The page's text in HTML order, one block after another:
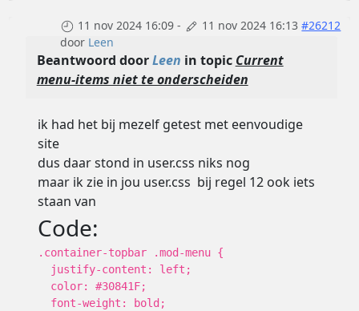
11 nov 2024 16:09 - 11 nov 2024 16:13 #26212
door Leen
Beantwoord doorLeen in topic Current
menu-items niet te onderscheiden
ik had het bij mezelf getest met eenvoudige
site
dus daar stond in user.css niks nog
maar ik zie in jou user.css bij regel 12 ook iets
staan van
Code:
.container-topbar .mod-menu {
justify-content: left;
color: #30841F;
font-weight: bold;